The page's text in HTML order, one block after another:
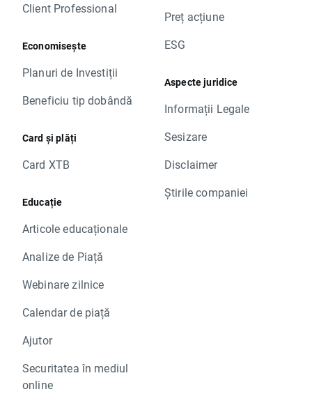
Client Professional
Economisește
Planuri de Investiții
Beneficiu tip dobândă
Card și plăți
Card XTB
Educație
Articole educaționale
Analize de Piață
Webinare zilnice
Calendar de piață
Ajutor
Securitatea în mediul
online
Preț acțiune
ESG
Aspecte juridice
Informații Legale
Sesizare
Disclaimer
Știrile companiei